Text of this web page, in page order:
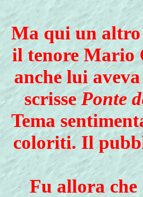
Ma qui un altro
il tenore Mario
anche lui
scrissePonte
Tema
coloriti. Il
Fu allora